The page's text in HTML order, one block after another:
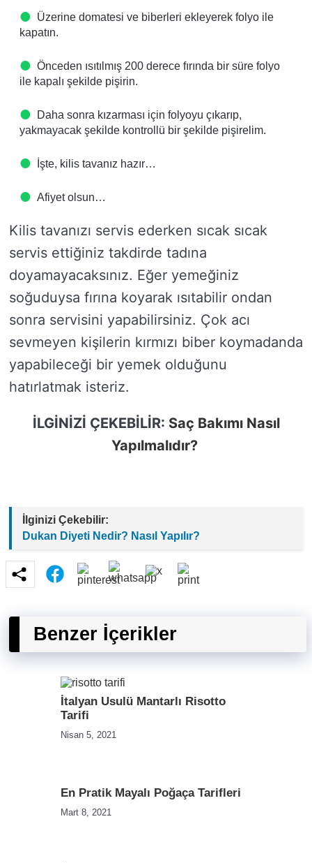
Üzerine domatesi ve biberleri ekleyerek folyo ile
kapatın.
Önceden ısıtılmış 200 derece fırında bir süre folyo
ile kapalı şekilde pişirin.
Daha sonra kızarması için folyoyu çıkarıp,
yakmayacak şekilde kontrollü bir şekilde pişirelim.
İşte, kilis tavanız hazır…
Afiyet olsun…
Kilis tavanızı servis ederken sıcak sıcak
servis ettiğiniz takdirde tadına
doyamayacaksınız. Eğer yemeğiniz
soğuduysa fırına koyarak ısıtabilir ondan
sonra servisini yapabilirsiniz. Çok acı
sevmeyen kişilerin kırmızı biber koymadanda
yapabileceği bir yemek olduğunu
hatırlatmak isteriz.
İLGİNİZİ ÇEKEBİLİR: Saç Bakımı Nasıl
Yapılmalıdır?
İlginizi Çekebilir:
Dukan Diyeti Nedir? Nasıl Yapılır?
Benzer İçerikler
İtalyan Usulü Mantarlı Risotto
Tarifi
Nisan 5, 2021
En Pratik Mayalı Poğaça Tarifleri
Mart 8, 2021